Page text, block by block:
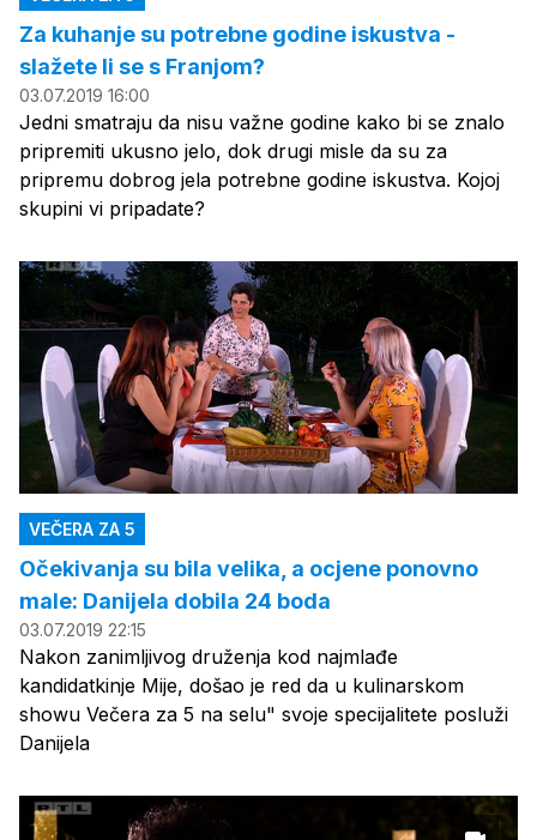
Za kuhanje su potrebne godine iskustva -
slažete li se s Franjom?
03.07.2019 16:00
Jedni smatraju da nisu važne godine kako bi se znalo
pripremiti ukusno jelo, dok drugi misle da su za
pripremu dobrog jela potrebne godine iskustva. Kojoj
skupini vi pripadate?
VEČERA ZA 5
Očekivanja su bila velika, a ocjene ponovno
male: Danijela dobila 24 boda
03.07.2019 22:15
Nakon zanimljivog druženja kod najmlađe
kandidatkinje Mije, došao je red da u kulinarskom
showu Večera za 5 na selu" svoje specijalitete posluži
Danijela